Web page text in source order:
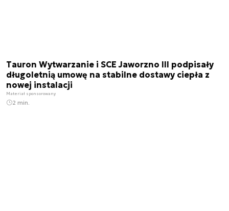
Tauron Wytwarzanie i SCE Jaworzno III podpisały
długoletnią umowę na stabilne dostawy ciepła z
nowej instalacji
Materiał sponsorowany
2 min.